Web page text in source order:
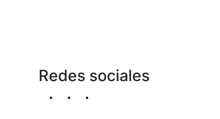
Redes sociales
Segueix-nos al nostre canal de Twitter